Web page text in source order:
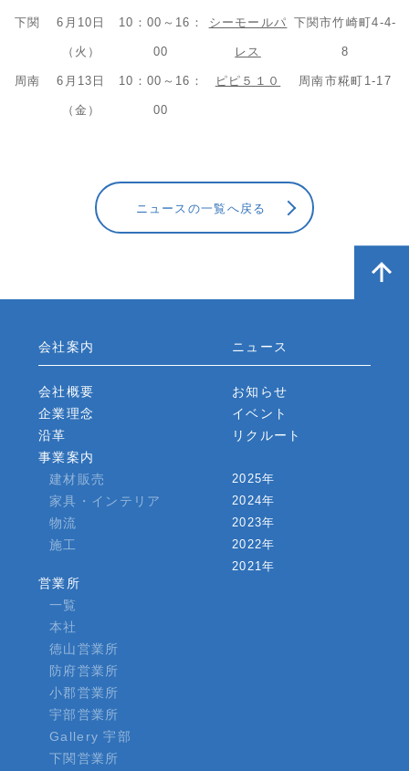
下関 6月10日
（火）
10：00～16：
00
シーモールパ
レス
下関市竹崎町4-4-
8
周南 6月13日
（金）
10：00～16：
00
ピピ５１０ 周南市糀町1-17
ニュースの一覧へ戻る
会社案内
会社概要
企業理念
沿革
事業案内
建材販売
家具・インテリア
物流
施工
営業所
一覧
本社
徳山営業所
防府営業所
小郡営業所
宇部営業所
Gallery 宇部
下関営業所
ニュース
お知らせ
イベント
リクルート
2025年
2024年
2023年
2022年
2021年